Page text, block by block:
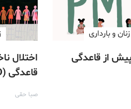
زنان و بارداری
از قاعدگی
اختلال
قاعدگی (PMDD)
صبا حقی